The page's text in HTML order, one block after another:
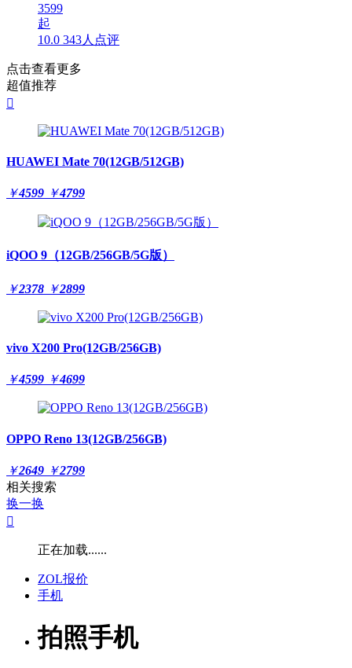
3599
起
10.0 343人点评
点击查看更多
超值推荐

HUAWEI Mate 70(12GB/512GB)
￥4599 ￥4799
iQOO 9（12GB/256GB/5G版）
￥2378 ￥2899
vivo X200 Pro(12GB/256GB)
￥4599 ￥4699
OPPO Reno 13(12GB/256GB)
￥2649 ￥2799
相关搜索
换一换

正在加载......
ZOL报价
手机
拍照手机